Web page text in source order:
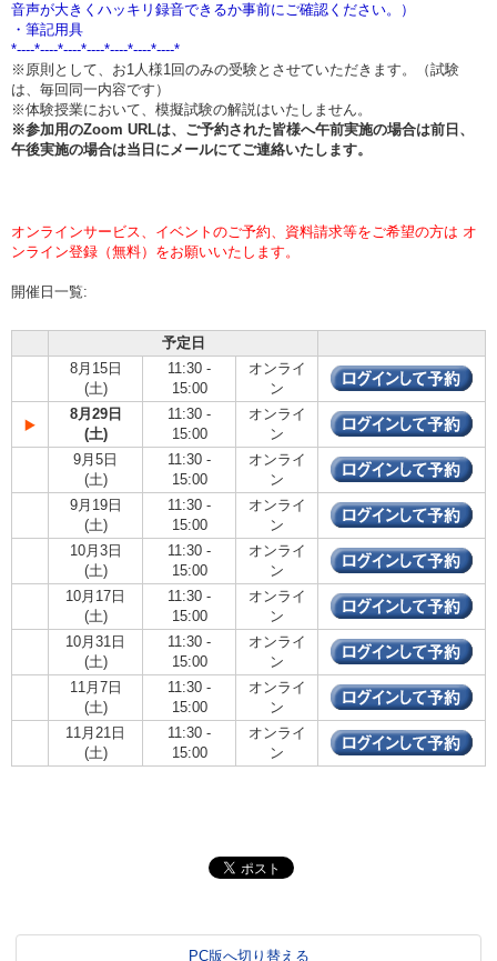
音声が大きくハッキリ録音できるか事前にご確認ください。）
・筆記用具
*----*----*----*----*----*----*----*
※原則として、お1人様1回のみの受験とさせていただきます。（試験
は、毎回同一内容です）
※体験授業において、模擬試験の解説はいたしません。
※参加用のZoom URLは、ご予約された皆様へ午前実施の場合は前日、
午後実施の場合は当日 にメールにてご連絡いたします。
オンラインサービス、イベントのご予約、資料請求等をご希望の方は オ
ンライン登録（無料）をお願いいたします。
開催日一覧:
予定日
8月15日
(土)
11:30 -
15:00
オンライ
ン
8月29日
(土)
11:30 -
15:00
オンライ
ン
9月5日
(土)
11:30 -
15:00
オンライ
ン
9月19日
(土)
11:30 -
15:00
オンライ
ン
10月3日
(土)
11:30 -
15:00
オンライ
ン
10月17日
(土)
11:30 -
15:00
オンライ
ン
10月31日
(土)
11:30 -
15:00
オンライ
ン
11月7日
(土)
11:30 -
15:00
オンライ
ン
11月21日
(土)
11:30 -
15:00
オンライ
ン
PC版へ切り替える